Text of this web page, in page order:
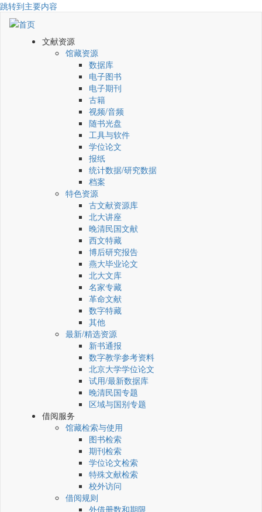
跳转到主要内容
文献资源
馆藏资源
数据库
电子图书
电子期刊
古籍
视频/音频
随书光盘
工具与软件
学位论文
报纸
统计数据/研究数据
档案
特色资源
古文献资源库
北大讲座
晚清民国文献
西文特藏
博后研究报告
燕大毕业论文
北大文库
名家专藏
革命文献
数字特藏
其他
最新/精选资源
新书通报
数字教学参考资料
北京大学学位论文
试用/最新数据库
晚清民国专题
区域与国别专题
借阅服务
馆藏检索与使用
图书检索
期刊检索
学位论文检索
特殊文献检索
校外访问
借阅规则
外借册数和期限